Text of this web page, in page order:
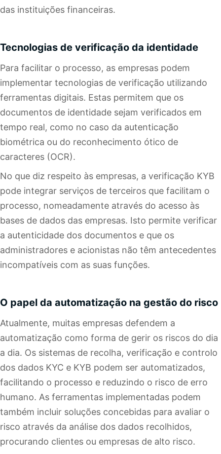
das instituições financeiras.
Tecnologias de verificação da identidade
Para facilitar o processo, as empresas podem
implementar tecnologias de verificação utilizando
ferramentas digitais. Estas permitem que os
documentos de identidade sejam verificados em
tempo real, como no caso da autenticação
biométrica ou do reconhecimento ótico de
caracteres (OCR).
No que diz respeito às empresas, a verificação KYB
pode integrar serviços de terceiros que facilitam o
processo, nomeadamente através do acesso às
bases de dados das empresas. Isto permite verificar
a autenticidade dos documentos e que os
administradores e acionistas não têm antecedentes
incompatíveis com as suas funções.
O papel da automatização na gestão do risco
Atualmente, muitas empresas defendem a
automatização como forma de gerir os riscos do dia
a dia. Os sistemas de recolha, verificação e controlo
dos dados KYC e KYB podem ser automatizados,
facilitando o processo e reduzindo o risco de erro
humano. As ferramentas implementadas podem
também incluir soluções concebidas para avaliar o
risco através da análise dos dados recolhidos,
procurando clientes ou empresas de alto risco.